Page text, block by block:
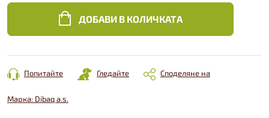
цена:
ДОБАВИ В КОЛИЧКАТА
Попитайте Гледайте Споделяне на
Марка: Dibaq a.s.